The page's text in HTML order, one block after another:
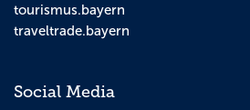
tourismus.bayern
traveltrade.bayern
Social Media